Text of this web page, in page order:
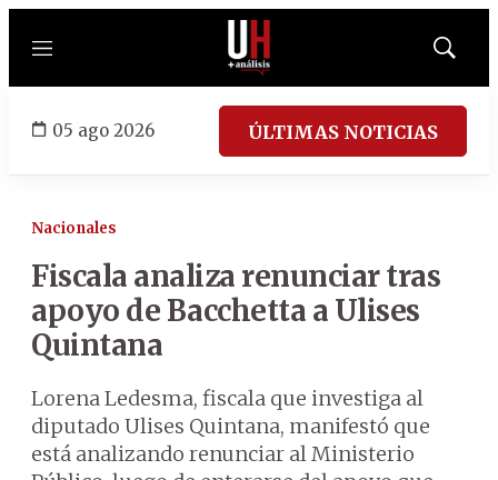
Menú
Mostrar
05 ago 2026 ÚLTIMAS NOTICIAS
Nacionales
Fiscala analiza renunciar tras
apoyo de Bacchetta a Ulises
Quintana
Lorena Ledesma, fiscala que investiga al
diputado Ulises Quintana, manifestó que
está analizando renunciar al Ministerio